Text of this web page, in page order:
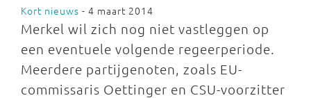
Kort nieuws - 4 maart 2014
Merkel wil zich nog niet vastleggen op
een eventuele volgende regeerperiode.
Meerdere partijgenoten, zoals EU-
commissaris Oettinger en CSU-voorzitter